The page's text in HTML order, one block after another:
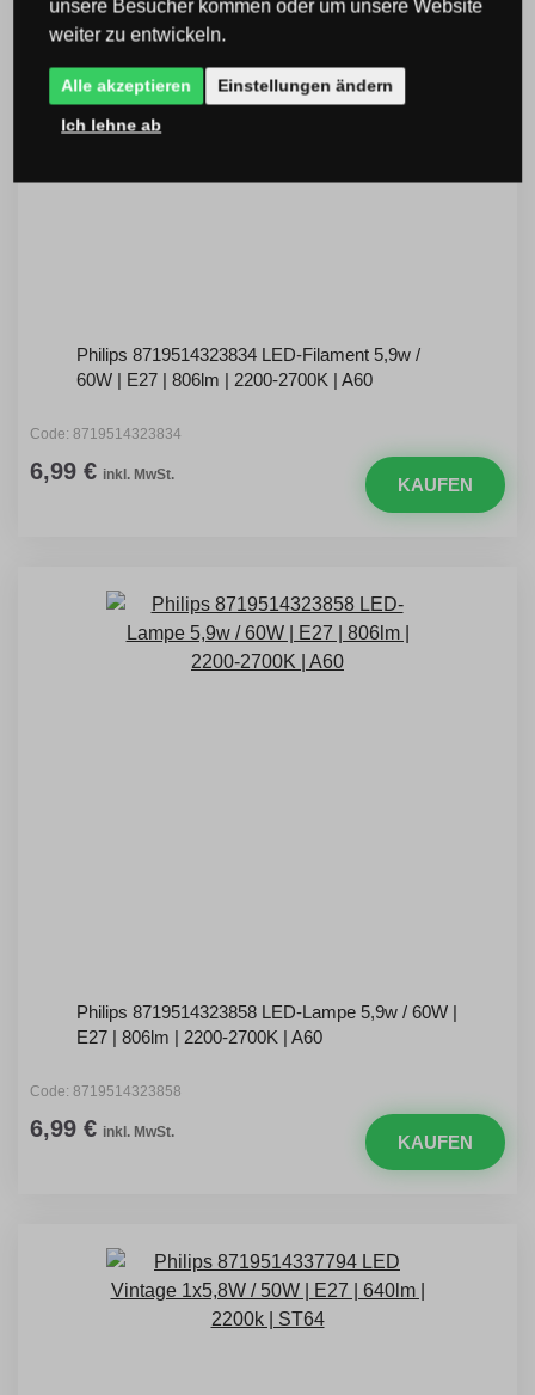
Philips 8719514323834 LED-Filament 5,9w /
60W | E27 | 806lm | 2200-2700K | A60
Code: 8719514323834
6,99 € inkl. MwSt. KAUFEN
Philips 8719514323858 LED-Lampe 5,9w / 60W |
E27 | 806lm | 2200-2700K | A60
Code: 8719514323858
6,99 € inkl. MwSt. KAUFEN
unsere Besucher kommen oder um unsere Website
weiter zu entwickeln.
Alle akzeptieren Einstellungen ändern
Ich lehne ab